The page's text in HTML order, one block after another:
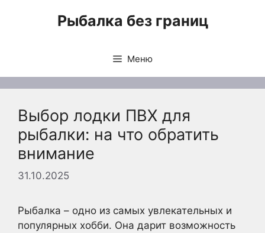
Рыбалка без границ
Меню
Выбор лодки ПВХ для
рыбалки: на что обратить
внимание
31.10.2025
Рыбалка – одно из самых увлекательных и
популярных хобби. Она дарит возможность